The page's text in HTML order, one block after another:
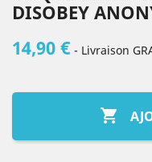
DISOBEY
14,90 € - Livraison
